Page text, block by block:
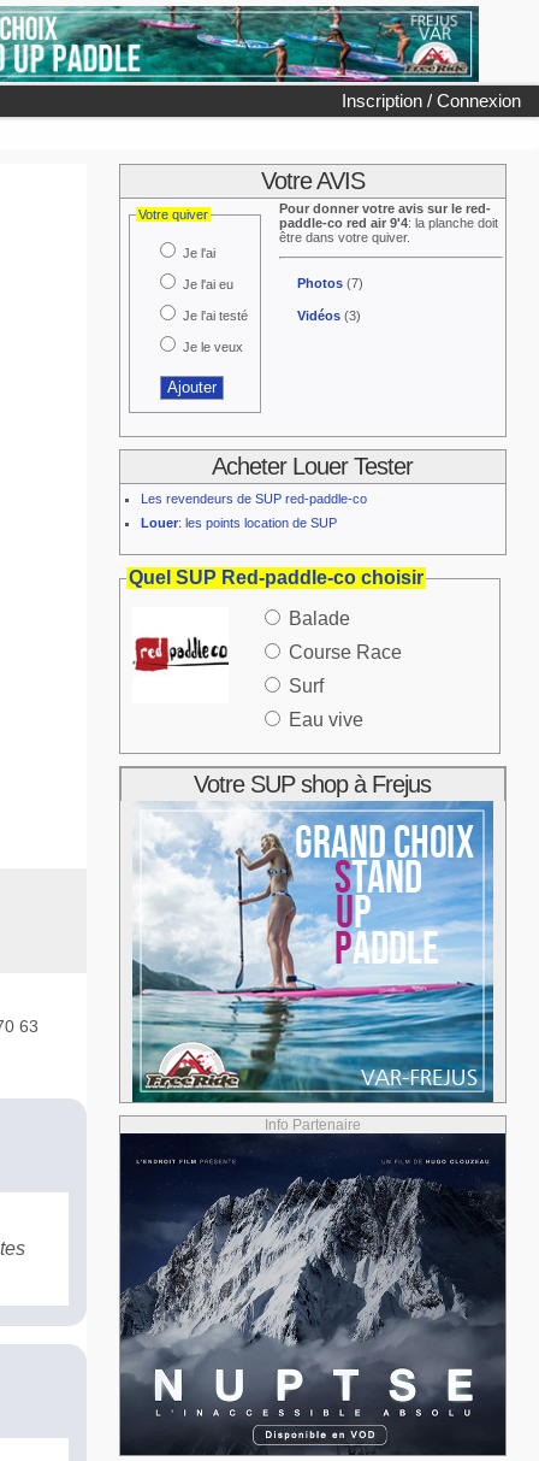
Inscription / Connexion
63
Votre AVIS
Votre quiver
Je l'ai
Je l'ai eu
Je l'ai testé
Je le veux
Pour donner votre avis sur le red-
paddle-co red air 9'4: la planche doit
être dans votre quiver.
Photos(7)
Vidéos(3)
Acheter Louer Tester
Les revendeurs de SUP red-paddle-co
Louer: les points location de SUP
Quel SUP Red-paddle-co choisir
Balade
Course Race
Surf
Eau vive
Votre SUP shop à Frejus
Info Partenaire